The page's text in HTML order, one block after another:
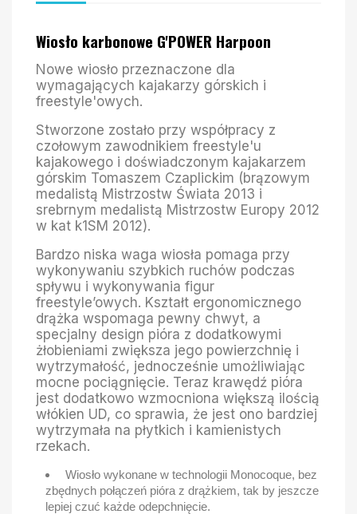
Wiosło karbonowe G'POWER Harpoon
Nowe wiosło przeznaczone dla
wymagających kajakarzy górskich i
freestyle'owych.
Stworzone zostało przy współpracy z
czołowym zawodnikiem freestyle'u
kajakowego i doświadczonym kajakarzem
górskim Tomaszem Czaplickim (brązowym
medalistą Mistrzostw Świata 2013 i
srebrnym medalistą Mistrzostw Europy 2012
w kat k1SM 2012).
Bardzo niska waga wiosła pomaga przy
wykonywaniu szybkich ruchów podczas
spływu i wykonywania figur
freestyle’owych. Kształt ergonomicznego
drążka wspomaga pewny chwyt, a
specjalny design pióra z dodatkowymi
żłobieniami zwiększa jego powierzchnię i
wytrzymałość, jednocześnie umożliwiając
mocne pociągnięcie. Teraz krawędź pióra
jest dodatkowo wzmocniona większą ilością
włókien UD, co sprawia, że jest ono bardziej
wytrzymała na płytkich i kamienistych
rzekach.
Wiosło wykonane w technologii Monocoque, bez
zbędnych połączeń pióra z drążkiem, tak by jeszcze
lepiej czuć każde odepchnięcie.